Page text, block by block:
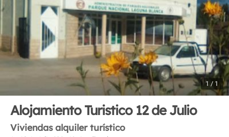
1 / 1
Alojamiento Turistico 12 de Julio
Viviendas alquiler turístico